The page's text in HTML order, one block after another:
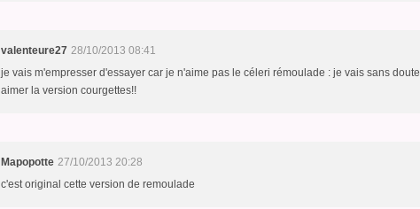
valenteure27 28/10/2013 08:41
je vais m'empresser d'essayer car je n'aime pas le céleri rémoulade : je vais sans doute
aimer la version courgettes!!
Mapopotte 27/10/2013 20:28
c'est original cette version de remoulade